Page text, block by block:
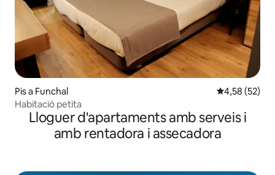
Pis a Funchal 4,58 de
4,58 (52)
Habitació petita
Lloguer d'apartaments amb serveis i
amb rentadora i assecadora